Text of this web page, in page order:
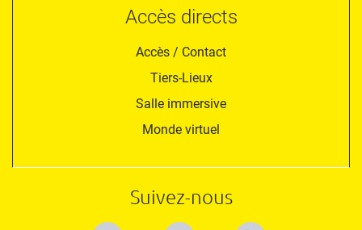
Accès directs
Accès / Contact
Tiers-Lieux
Salle immersive
Monde virtuel
Suivez-nous